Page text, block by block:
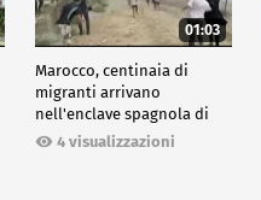
01:03
Marocco, centinaia di
migranti arrivano
nell'enclave spagnola di
Ceuta4 visualizzazioni